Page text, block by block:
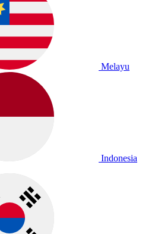
Melayu
Indonesia